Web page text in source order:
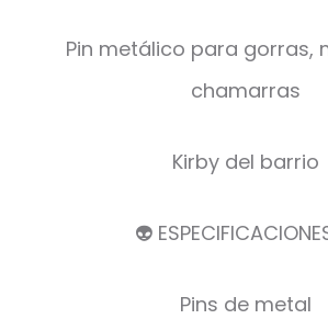
Pin metálico para gorras,
chamarras
Kirby del barrio
👽
Pins de metal